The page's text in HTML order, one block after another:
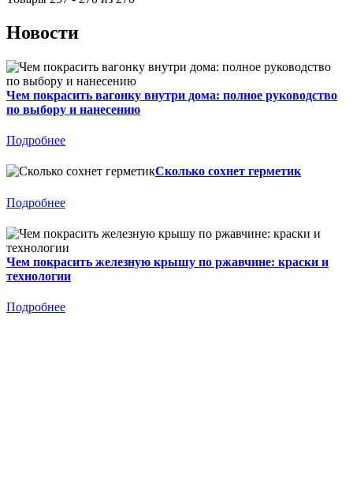
Новости
Чем покрасить вагонку внутри дома: полное руководство
по выбору и нанесению
Подробнее
Сколько сохнет герметик
Подробнее
Чем покрасить железную крышу по ржавчине: краски и
технологии
Подробнее